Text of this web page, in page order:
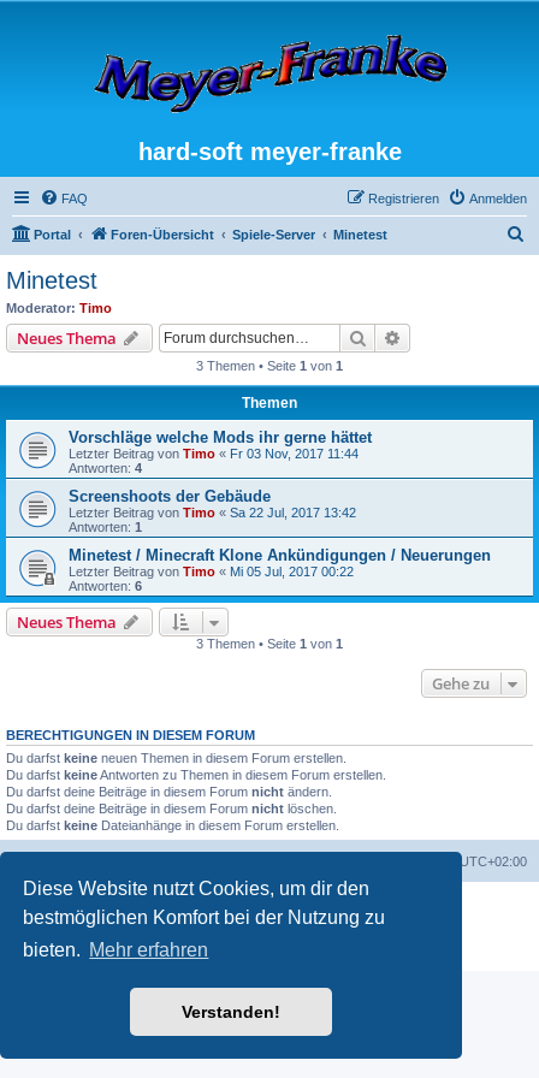
Diese Website nutzt Cookies, um dir den
bestmöglichen Komfort bei der Nutzung zu
bieten. Mehr erfahren
Verstanden!
hard-soft meyer-franke
FAQ Anmelden
Registrieren
Portal Foren-Übersicht Spiele-Server Minetest
Minetest
Moderator: Timo
Neues Thema Suche
3 Themen • Seite 1 von 1
Themen
Vorschläge welche Mods ihr gerne hättet
Letzter Beitrag von Timo « Fr 03 Nov, 2017 11:44
Antworten: 4
Screenshoots der Gebäude
Letzter Beitrag von Timo « Sa 22 Jul, 2017 13:42
Antworten: 1
Minetest / Minecraft Klone Ankündigungen / Neuerungen
Letzter Beitrag von Timo « Mi 05 Jul, 2017 00:22
Antworten: 6
Neues Thema
3 Themen • Seite 1 von 1
Gehe zu
BERECHTIGUNGEN IN DIESEM FORUM
Du darfst keine neuen Themen in diesem Forum erstellen.
Du darfst keineAntworten zu Themen in diesem Forum erstellen.
Du darfst deine Beiträge in diesem Forum nicht ändern.
Du darfst deine Beiträge in diesem Forum nicht löschen.
Du darfst keine Dateianhänge in diesem Forum erstellen.
UTC+02:00
Deutsche Übersetzung durchphpBB.de
Datenschutz